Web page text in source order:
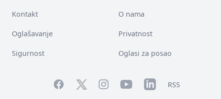
Kontakt O nama
Oglašavanje Privatnost
Sigurnost Oglasi za posao
FacebookTwitterInstagramYouTubeLinkedInRSS